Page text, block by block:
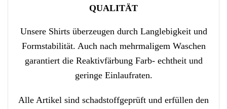
QUALITÄT
Unsere Shirts überzeugen durch Langlebigkeit und
Formstabilität. Auch nach mehrmaligem Waschen
garantiert die Reaktivfärbung Farb- echtheit und
geringe Einlaufraten.
Alle Artikel sind schadstoffgeprüft und erfüllen den